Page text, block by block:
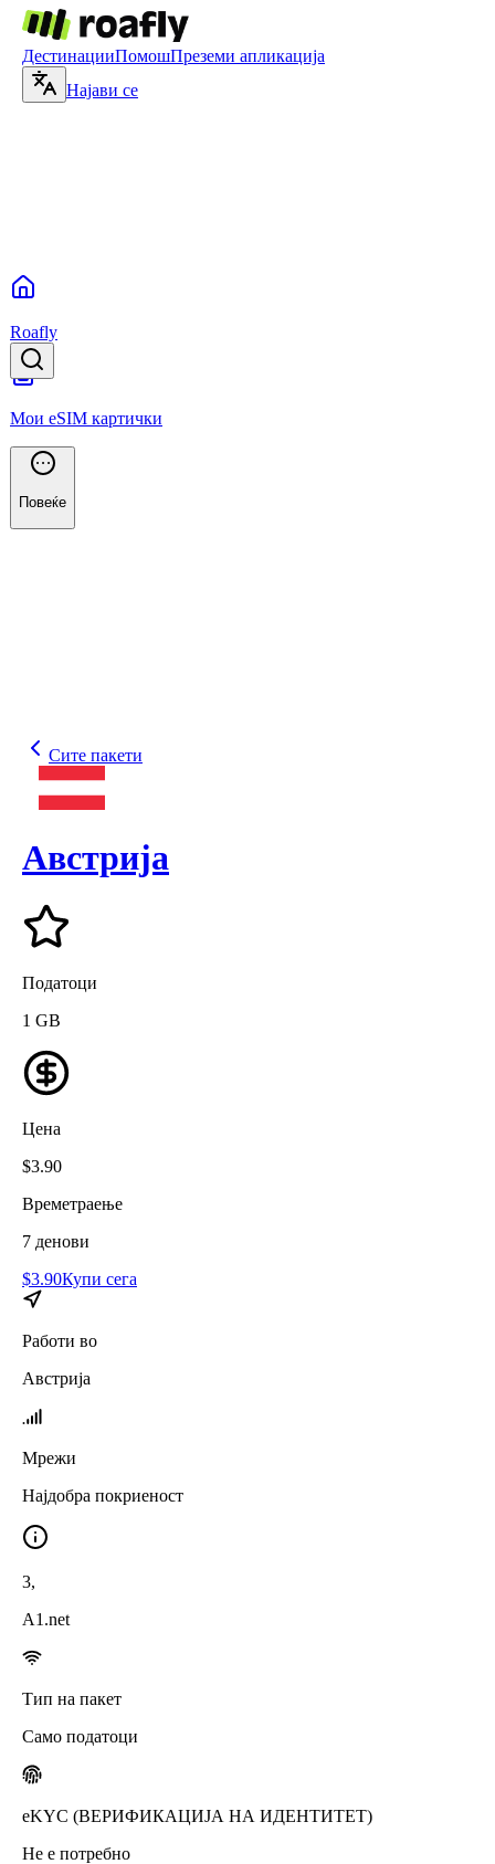
ДестинацииПомошПреземи апликација
Најави се
Roafly
Мои eSIM картички
Повеќе
Сите пакети
Австрија
Податоци
1 GB
Цена
$3.90
Времетраење
7 денови
$3.90Купи сега
Работи во
Австрија
Мрежи
Најдобра покриеност
3,
A1.net
Тип на пакет
Само податоци
eKYC (ВЕРИФИКАЦИЈА НА ИДЕНТИТЕТ)
Не е потребно